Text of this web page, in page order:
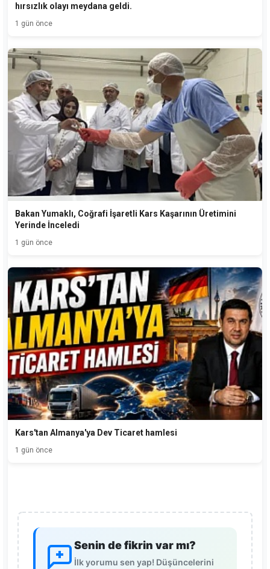
hırsızlık olayı meydana geldi.
1 gün önce
Bakan Yumaklı, Coğrafi İşaretli Kars Kaşarının Üretimini
Yerinde İnceledi
1 gün önce
Kars'tan Almanya'ya Dev Ticaret hamlesi
1 gün önce
Senin de fikrin var mı?
İlk yorumu sen yap! Düşüncelerini